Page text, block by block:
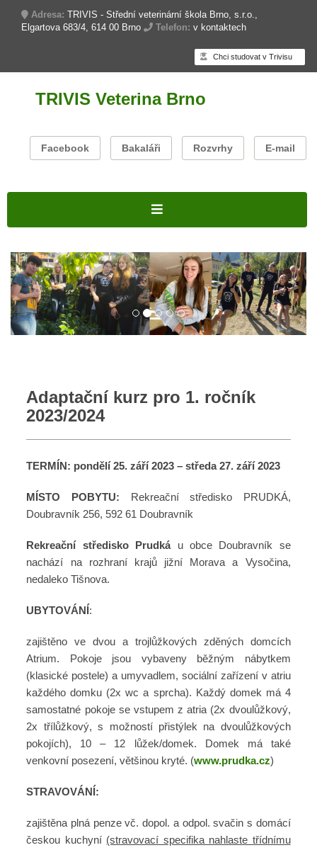
Adresa: TRIVIS - Střední veterinární škola Brno, s.r.o.,
Elgartova 683/4, 614 00 Brno
Telefon: v kontaktech
Chci studovat v Trivisu
TRIVIS Veterina Brno
Facebook Bakaláři Rozvrhy E-mail
Adaptační kurz pro 1. ročník
2023/2024
TERMÍN: pondělí 25. září 2023 – středa 27. září 2023
MÍSTO POBYTU: Rekreační středisko PRUDKÁ,
Doubravník 256, 592 61 Doubravník
Rekreační středisko Prudkáu obce Doubravník se
nachází na rozhraní krajů jižní Morava a Vysočina,
nedaleko Tišnova.
UBYTOVÁNÍ:
zajištěno ve dvou a trojlůžkových zděných domcích
Atrium. Pokoje jsou vybaveny běžným nábytkem
(klasické postele) a umyvadlem, sociální zařízení v atriu
každého domku (2x wc a sprcha). Každý domek má 4
samostatné pokoje se vstupem z atria (2x dvoulůžkový,
2x třílůžkový, s možností přistýlek na dvoulůžkových
pokojích), 10 – 12 lůžek/domek. Domek má také
venkovní posezení, většinou kryté. (www.prudka.cz)
STRAVOVÁNÍ:
zajištěna plná penze vč. dopol. a odpol. svačin s domácí
českou kuchyní (stravovací specifika nahlaste třídnímu